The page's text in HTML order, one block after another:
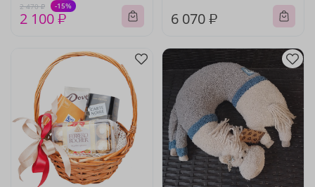
2 470 ₽ -15%
2 100 ₽ 6 070 ₽